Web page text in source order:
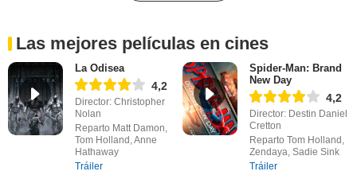
Las mejores películas en cines
La Odisea
4,2
Director: Christopher
Nolan
Reparto Matt Damon,
Tom Holland, Anne
Hathaway
Tráiler
Spider-Man: Brand
New Day
4,2
Director: Destin Daniel
Cretton
Reparto Tom Holland,
Zendaya, Sadie Sink
Tráiler